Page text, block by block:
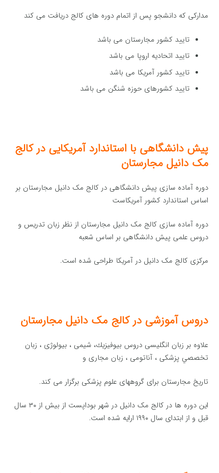
مدارکی که دانشجو پس از اتمام دوره های کالج دریافت می کند
تایید کشور مجارستان می باشد
تایید اتحادیه اروپا می باشد
تایید کشور آمریکا می باشد
تایید کشورهای حوزه شنگن می باشد
پیش دانشگاهی با استاندارد آمریکایی در کالج
مک دانیل مجارستان
دوره آماده سازی پيش دانشگاهی در کالج مک دانیل مجارستان بر
اساس استاندارد کشور آمریکاست
دوره آماده سازی کالج مک دانیل مجارستان از نظر زبان تدريس و
دروس علمی پيش دانشگاهی بر اساس شعبه
مرکزی کالج مک دانیل در آمریکا طراحی شده است.
دروس آموزشی در کالج مک دانیل مجارستان
علاوه بر زبان انگليسی دروس بيوفيزيك، شيمی ، بيولوژی ، زبان
تخصصي پزشكی ، آناتومی ، زبان مجاری و
تاريخ مجارستان برای گروههای علوم پزشكی برگزار می کند.
این دوره ها در کالج مک دانیل در شهر بوداپست از بیش از ۳۰ سال
قبل و از ابتدای سال ۱۹۹۰ ارایه شده است.